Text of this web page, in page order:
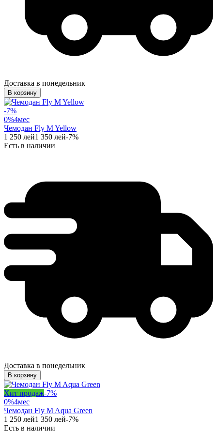
Доставка в понедельник
В корзину
-7%
0%4мес
Чемодан Fly M Yellow
1 250 лей1 350 лей-7%
Есть в наличии
Доставка в понедельник
В корзину
Хит продаж-7%
0%4мес
Чемодан Fly M Aqua Green
1 250 лей1 350 лей-7%
Есть в наличии